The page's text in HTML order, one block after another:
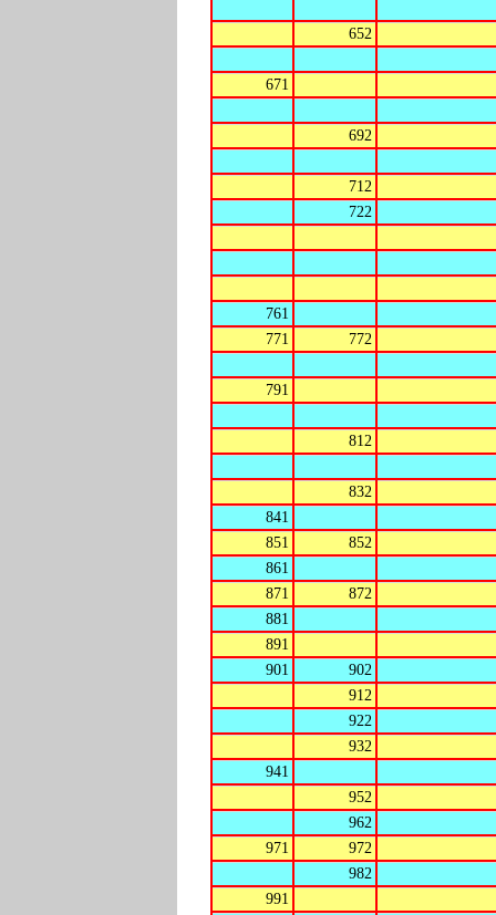
652
671
692
712
722
761
771
772
791
812
832
841
851
852
861
871
872
881
891
901
902
912
922
932
941
952
962
971
972
982
991